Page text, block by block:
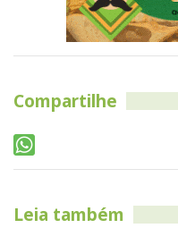
Compartilhe
Leia também